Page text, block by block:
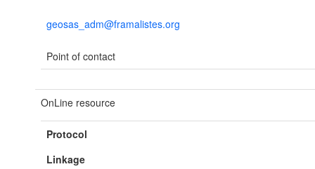
geosas_adm@framalistes.org
Point of contact
OnLine resource
Protocol
Linkage